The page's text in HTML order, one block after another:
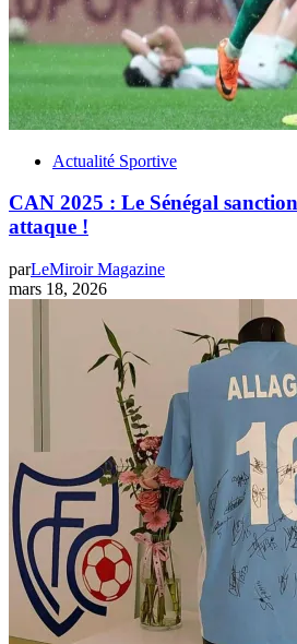
Actualité Sportive
CAN 2025 : Le Sénégal
attaque !
parLeMiroir Magazine
mars 18, 2026